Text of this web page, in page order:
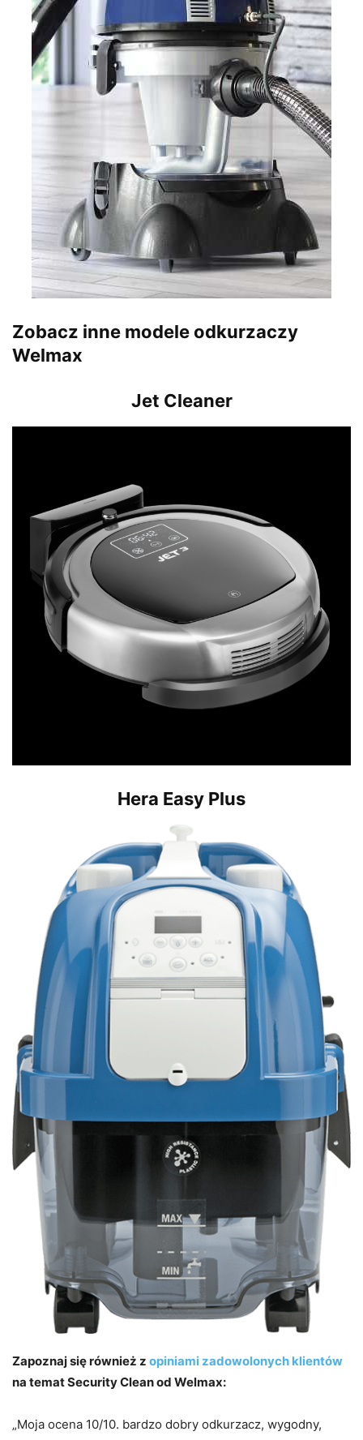
Zobacz inne modele odkurzaczy
Welmax
Jet Cleaner
Hera Easy Plus
Zapoznaj się również z opiniami zadowolonych klientów
na temat Security Clean od Welmax:
„Moja ocena 10/10. bardzo dobry odkurzacz, wygodny,